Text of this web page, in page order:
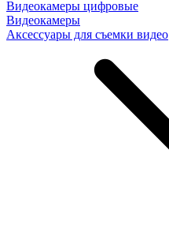
Видеокамеры цифровые
Видеокамеры
Аксессуары для съемки видео